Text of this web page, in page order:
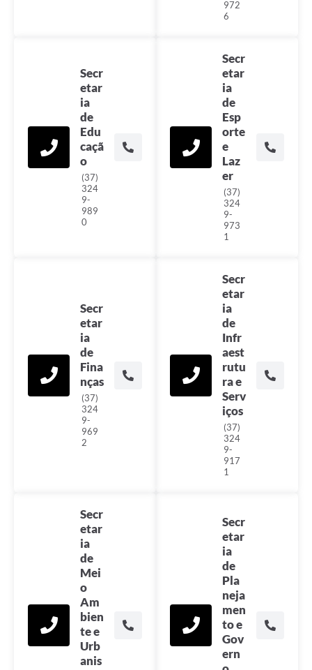
972
6
Secr
etar
ia
de
Edu
caçã
o
(37)
324
9-
989
0
Secr
etar
ia
de
Esp
orte
e
Laz
er
(37)
324
9-
973
1
Secr
etar
ia
de
Fina
nças
(37)
324
9-
969
2
Secr
etar
ia
de
Infr
aest
rutu
ra e
Serv
iços
(37)
324
9-
917
1
Secr
etar
ia
de
Mei
o
Am
bien
te e
Urb
anis
Secr
etar
ia
de
Pla
neja
men
to e
Gov
ern